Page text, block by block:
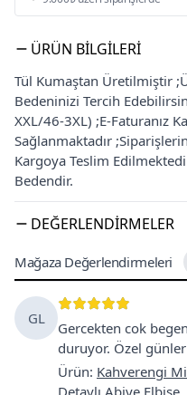
ÜRÜN BILGILERI
Tül Kumaştan Üretilmiştir
Bedeninizi Tercih
XXL/46-3XL) ;E-Faturanız
Sağlanmaktadır
Kargoya Teslim
Bedendir.
DEĞERLENDIRMELER
Mağaza Değerlendirmeleri
GL
Gercekten cok
duruyor. Özel
Ürün: Kahverengi
Detaylı Abiye Elbise